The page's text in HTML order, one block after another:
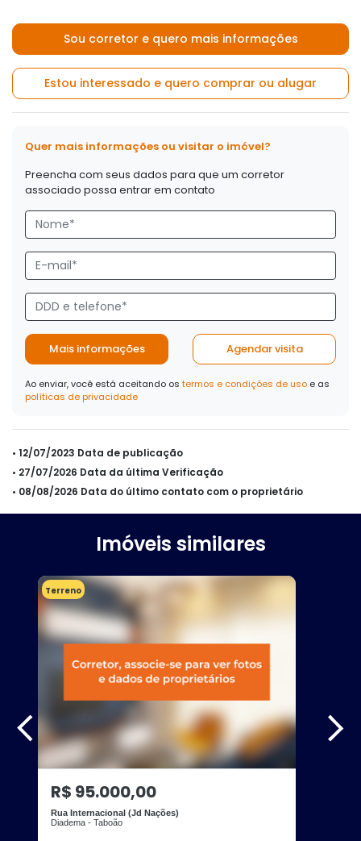
Sou corretor e quero mais informações
Estou interessado e quero comprar ou alugar
Quer mais informações ou visitar o imóvel?
Preencha com seus dados para que um corretor
associado possa entrar em contato
Mais informações Agendar visita
Ao enviar, você está aceitando os termos e condições de uso e as
políticas de privacidade
• 12/07/2023 Data de publicação
• 27/07/2026 Data da última Verificação
• 08/08/2026 Data do último contato com o proprietário
Imóveis similares
Terreno
R$ 95.000,00
Rua Internacional (Jd Nações)
Diadema - Taboão